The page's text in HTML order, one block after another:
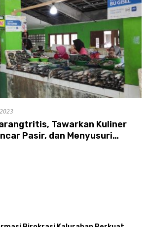
Tawarkan Kuliner
Pasir, dan Menyusuri